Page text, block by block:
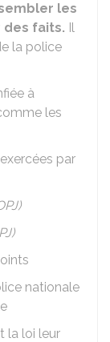
les
faits. Il
la police
à
les
par
nationale
la loi leur